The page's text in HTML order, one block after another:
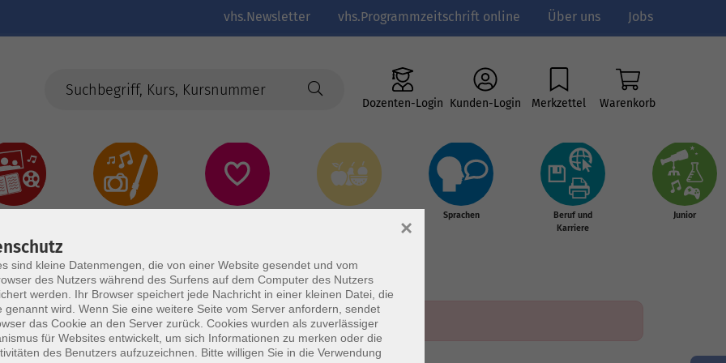
vhs.Newsletter vhs.Programmzeitschrift online Über uns Jobs
Dozenten-Login Kunden-Login Merkzettel Warenkorb
Sprachen
Beruf und
Karriere
Junior
sind kleine Datenmengen, die von einer Website gesendet und vom
des Nutzers während des Surfens auf dem Computer des Nutzers
werden. Ihr Browser speichert jede Nachricht in einer kleinen Datei, die
genannt wird. Wenn Sie eine weitere Seite vom Server anfordern, sendet
das Cookie an den Server zurück. Cookies wurden als zuverlässiger
für Websites entwickelt, um sich Informationen zu merken oder die
des Benutzers aufzuzeichnen. Bitte willigen Sie in die Verwendung
×